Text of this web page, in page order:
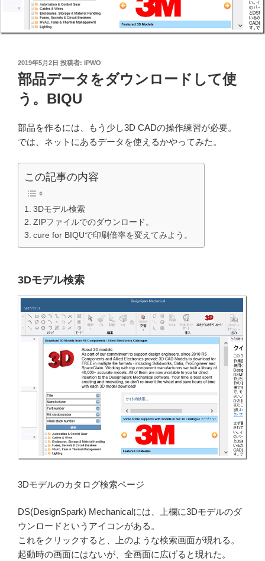
投
稿
日:
2019年5月2日 投稿者: IPWO
部品データをダウンロードして使
う。BIQU
部品を作るには、もう少し3D CADの操作練習が必要。
では、ネットにあるデータを使えるかやってみた。
この記事の内容
3Dモデル検索
ZIPファイルでのダウンロード。
cure for BIQUで印刷倍率を変えてみよう。
3Dモデル検索
3Dモデルのカタログ検索ページ
DS(DesignSpark) Mechanicalには、上欄に3Dモデルのダ
ウンロードというアイコンがある。
これをクリックすると、上のような検索画面が現れる。
起動時の画面にはないが、全画面に広げると現れた。